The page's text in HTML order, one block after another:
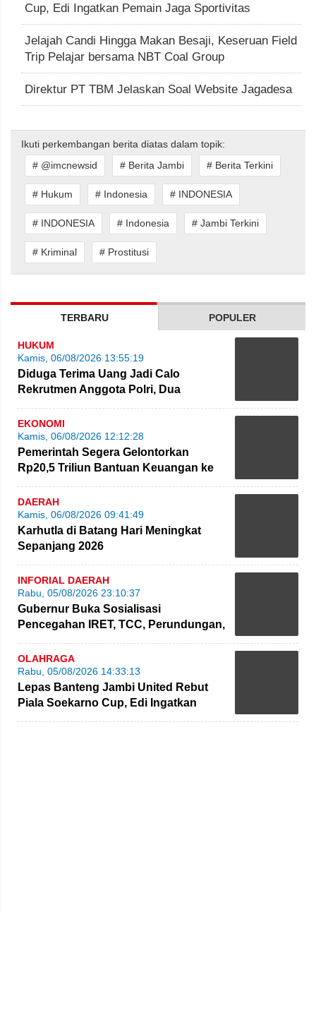
Cup, Edi Ingatkan Pemain Jaga Sportivitas
Jelajah Candi Hingga Makan Besaji, Keseruan Field
Trip Pelajar bersama NBT Coal Group
Direktur PT TBM Jelaskan Soal Website Jagadesa
Ikuti perkembangan berita diatas dalam topik:
# @imcnewsid
# Berita Jambi # Berita Terkini
# Hukum # Indonesia # INDONESIA
# INDONESIA # Indonesia # Jambi Terkini
# Kriminal # Prostitusi
TERBARU POPULER
HUKUM
Kamis, 06/08/2026 13:55:19
Diduga Terima Uang Jadi Calo
Rekrutmen Anggota Polri, Dua
Personel Polda Jambi Diproses
EKONOMI
Kamis, 06/08/2026 12:12:28
Pemerintah Segera Gelontorkan
Rp20,5 Triliun Bantuan Keuangan ke
Daerah
DAERAH
Kamis, 06/08/2026 09:41:49
Karhutla di Batang Hari Meningkat
Sepanjang 2026
INFORIAL DAERAH
Rabu, 05/08/2026 23:10:37
Gubernur Buka Sosialisasi
Pencegahan IRET, TCC, Perundungan,
dan Bahaya Narkoba di Bungo
OLAHRAGA
Rabu, 05/08/2026 14:33:13
Lepas Banteng Jambi United Rebut
Piala Soekarno Cup, Edi Ingatkan
Pemain Jaga Sportivitas